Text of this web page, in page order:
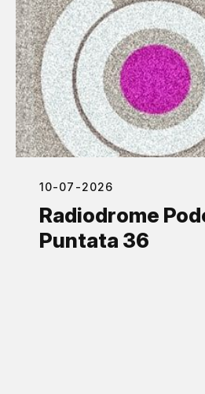
10-07-2026
Radiodrome
Puntata 36